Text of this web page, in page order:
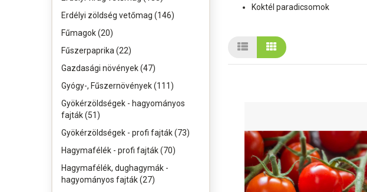
Erdélyi zöldség vetőmag (146)
Fűmagok (20)
Fűszerpaprika (22)
Gazdasági növények (47)
Gyógy-, Fűszernövények (111)
Gyökérzöldségek - hagyományos
fajták (51)
Gyökérzöldségek - profi fajták (73)
Hagymafélék - profi fajták (70)
Hagymafélék, dughagymák -
hagyományos fajták (27)
Koktél paradicsomok